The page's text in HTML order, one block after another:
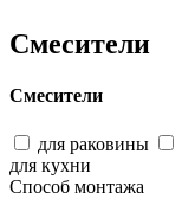
Смесители
Смесители
для раковины
для кухни
Способ монтажа